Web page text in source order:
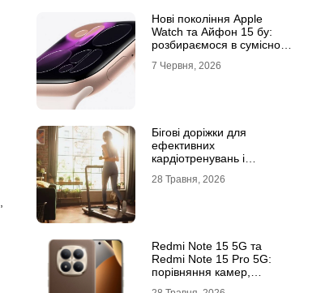
Нові покоління Apple
Watch та Айфон 15 бу:
розбираємося в сумісності
екосистеми
7 Червня, 2026
Бігові доріжки для
ефективних
кардіотренувань і
способу життя
28 Травня, 2026
Redmi Note 15 5G та
Redmi Note 15 Pro 5G:
порівняння камер,